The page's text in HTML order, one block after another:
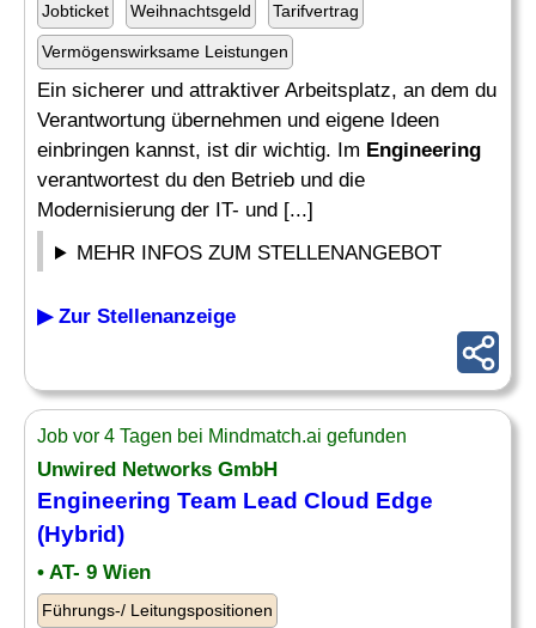
Jobticket Weihnachtsgeld Tarifvertrag
Vermögenswirksame Leistungen
Ein sicherer und attraktiver Arbeitsplatz, an dem du
Verantwortung übernehmen und eigene Ideen
einbringen kannst, ist dir wichtig. Im Engineering
verantwortest du den Betrieb und die
Modernisierung der IT- und [...]
MEHR INFOS ZUM STELLENANGEBOT
▶ Zur Stellenanzeige
Job vor 4 Tagen bei Mindmatch.ai gefunden
Unwired Networks GmbH
Engineering Team Lead Cloud Edge
(Hybrid)
• AT- 9 Wien
Führungs-/ Leitungspositionen